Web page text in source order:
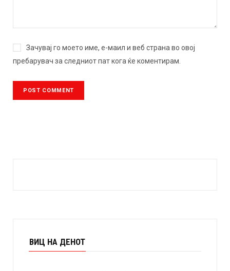
Зачувај го моето име, е-маил и веб страна во овој
пребарувач за следниот пат кога ќе коментирам.
ВИЦ НА ДЕНОТ